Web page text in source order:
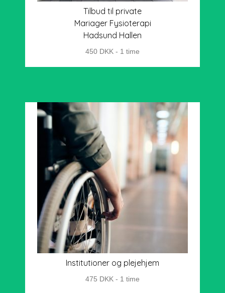
Tilbud til private
Mariager Fysioterapi
Hadsund Hallen
450 DKK - 1 time
Institutioner og plejehjem
475 DKK - 1 time